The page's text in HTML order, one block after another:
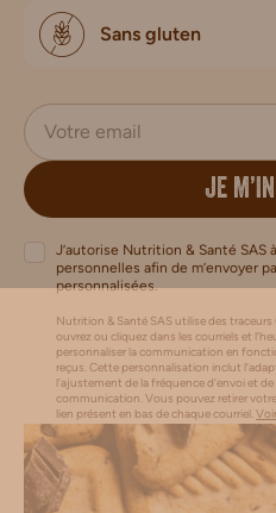
Sans gluten
JE
J’autorise Nutrition & Santé SAS
personnelles afin de m’envoyer
personnalisées.
Nutrition & Santé SAS utilise des
ouvrez ou cliquez dans les courriels et
personnaliser la communication en
reçus. Cette personnalisation inclut
l'ajustement de la fréquence d’envoi et de
communication. Vous pouvez retirer
lien présent en bas de chaque courriel.